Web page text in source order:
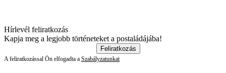
Hírlevél feliratkozás
Kapja meg a legjobb történeteket a postaládájába!
Feliratkozás
A feliratkozással Ön elfogadta a Szabályzatunkat